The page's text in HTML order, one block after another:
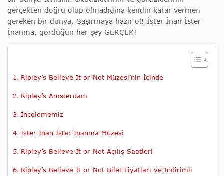
gerçekten doğru olup olmadığına kendin karar vermen
gereken bir dünya. Şaşırmaya hazır ol! İster İnan İster
İnanma, gördüğün her şey GERÇEK!
Ripley’s Believe It or Not Müzesi’nin İçinde
Ripley’s Amsterdam
İncelememiz
İster İnan İster İnanma Müzesi
Ripley’s Believe It or Not Açılış Saatleri
Ripley’s Believe It or Not Bilet Fiyatları ve İndirimli